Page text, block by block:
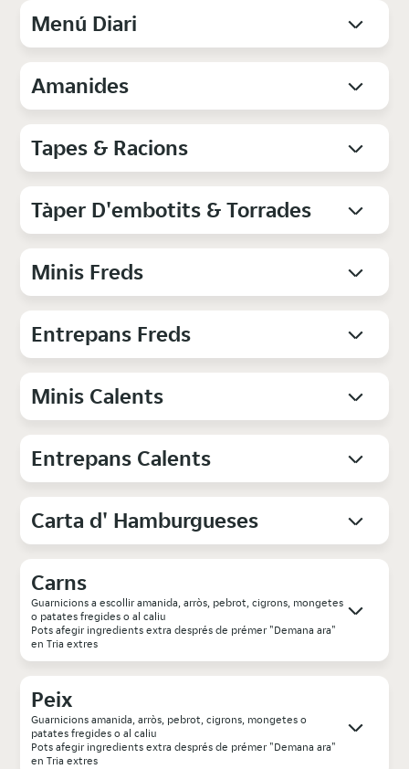
Menú Diari
Amanides
Tapes & Racions
Tàper D'embotits & Torrades
Minis Freds
Entrepans Freds
Minis Calents
Entrepans Calents
Carta d' Hamburgueses
Carns
Guarnicions a escollir amanida, arròs, pebrot, cigrons, mongetes
o patates fregides o al caliu
Pots afegir ingredients extra després de prémer "Demana ara"
en Tria extres
Peix
Guarnicions amanida, arròs, pebrot, cigrons, mongetes o
patates fregides o al caliu
Pots afegir ingredients extra després de prémer "Demana ara"
en Tria extres